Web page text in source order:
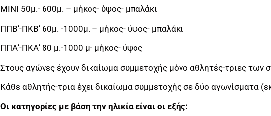
ΜΙΝΙ 50μ.- 600μ. – μήκος- ύψος- μπαλάκι
ΠΠΒ’-ΠΚΒ’ 60μ. -1000μ. – μήκος- ύψος- μπαλάκι
ΠΠΑ’-ΠΚΑ’ 80 μ.-1000 μ- μήκος- ύψος
Στους αγώνες έχουν δικαίωμα συμμετοχής μόνο αθλητές-τριες των
Κάθε αθλητής-τρια έχει δικαίωμα συμμετοχής σε δύο αγωνίσματα
Οι κατηγορίες με βάση την ηλικία είναι οι εξής: